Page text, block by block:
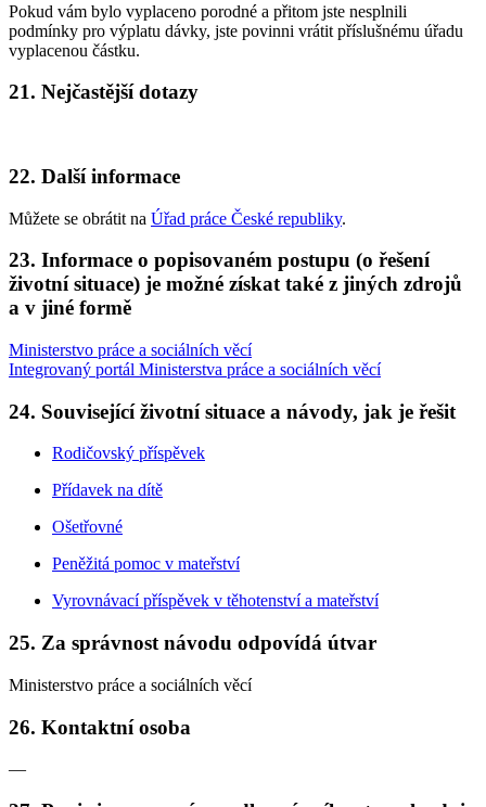
Pokud vám bylo vyplaceno porodné a přitom jste nesplnili
podmínky pro výplatu dávky, jste povinni vrátit příslušnému úřadu
vyplacenou částku.
21. Nejčastější dotazy
22. Další informace
Můžete se obrátit na Úřad práce České republiky.
23. Informace o popisovaném postupu (o řešení
životní situace) je možné získat také z jiných zdrojů
a v jiné formě
Ministerstvo práce a sociálních věcí
Integrovaný portál Ministerstva práce a sociálních věcí
24. Související životní situace a návody, jak je řešit
Rodičovský příspěvek
Přídavek na dítě
Ošetřovné
Peněžitá pomoc v mateřství
Vyrovnávací příspěvek v těhotenství a mateřství
25. Za správnost návodu odpovídá útvar
Ministerstvo práce a sociálních věcí
26. Kontaktní osoba
—